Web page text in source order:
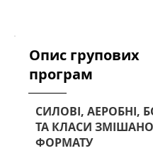
Опис групових
програм
СИЛОВІ, АЕРОБНІ,
ТА КЛАСИ
ФОРМАТУ